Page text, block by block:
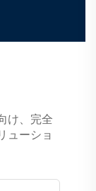
け、完全
ューショ